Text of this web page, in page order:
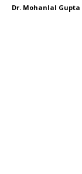
Dr. Mohanlal Gupta